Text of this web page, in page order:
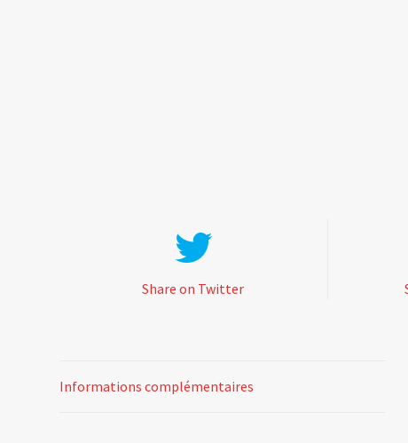
Share on Twitter
Informations complémentaires